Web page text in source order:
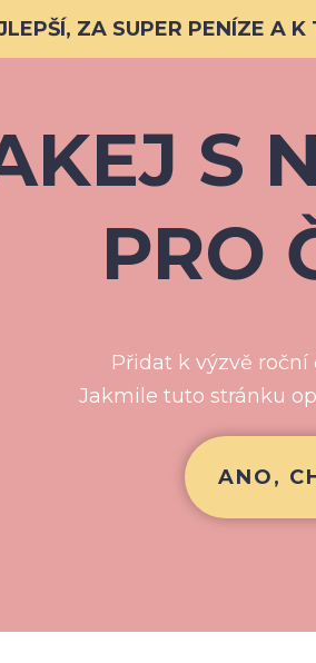
ZA SUPER PENÍZE A
S
PRO
Přidat k výzvě roční
Jakmile tuto stránku
ANO,